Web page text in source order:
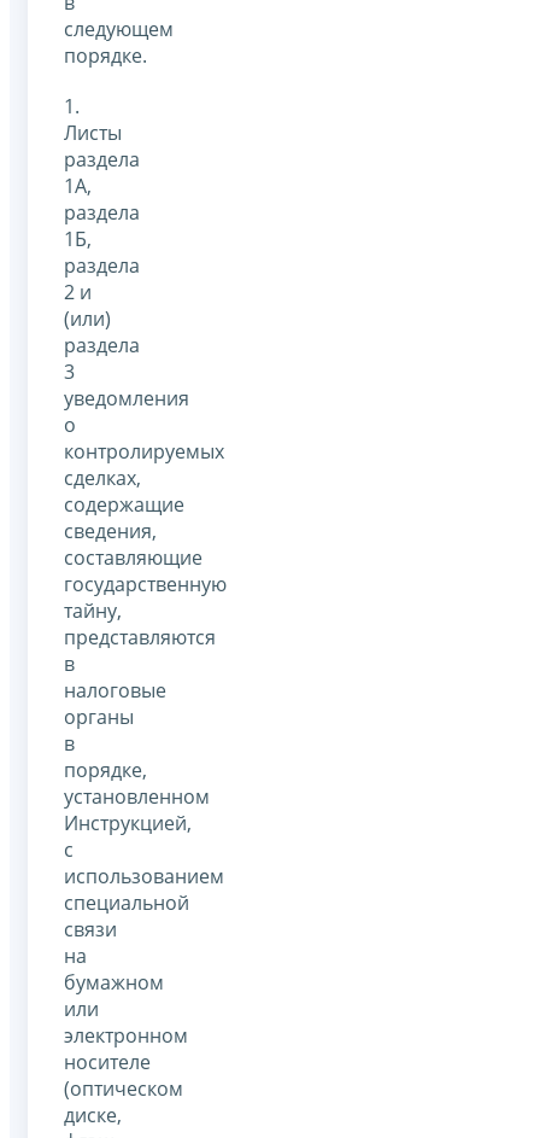
следующем
порядке.
1.
Листы
раздела
1А,
раздела
1Б,
раздела
2 и
(или)
раздела
3
уведомления
о
контролируемых
сделках,
содержащие
сведения,
составляющие
государственную
тайну,
представляются
в
налоговые
органы
в
порядке,
установленном
Инструкцией,
с
использованием
специальной
связи
на
бумажном
или
электронном
носителе
(оптическом
диске,